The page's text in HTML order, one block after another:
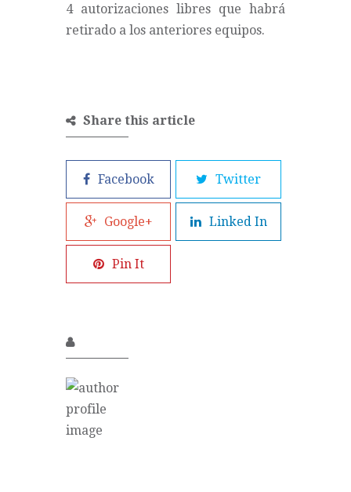
4 autorizaciones libres que habrá
retirado a los anteriores equipos.
Share this article
Facebook Twitter
Google+ Linked In
Pin It